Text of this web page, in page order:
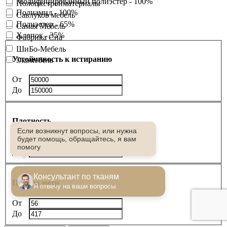
Если возникнут вопросы, или нужна
будет помощь, обращайтесь, я вам
помогу
Консультант по тканям
Я отвечу на ваши вопросы.
Полоцкстройматериалы
Савлуков мебель
Самая Мебель
Фабрика Сна
ШиБо-Мебель
Экомебель
Полиамид - 100%
Полиэстер - 65%
Хлопок - 35%
Устойчивость к истиранию
От
До
Плотность
От
До
Цена за метр
От
До